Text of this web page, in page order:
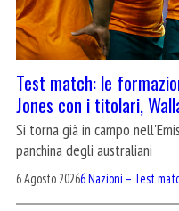
Test match: le
Jones con i titolari,
Si torna già in campo
panchina degli australiani
6 Agosto 20266 Nazioni – Test